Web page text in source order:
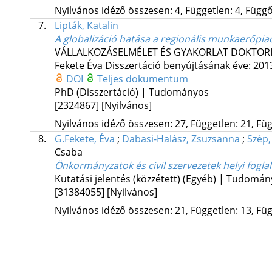
Nyilvános idéző összesen: 4, Független: 4,
7.
Lipták, Katalin
A globalizáció hatása a regionális
VÁLLALKOZÁSELMÉLET ÉS GYAKORLAT
Fekete Éva Disszertáció benyújtásának éve:
DOI
Teljes dokumentum
PhD (Disszertáció) | Tudományos
[2324867] [Nyilvános]
Nyilvános idéző összesen: 27, Független: 21,
8.
G.Fekete, Éva ; Dabasi-Halász, Zsuzsanna ;
Csaba
Önkormányzatok és civil szervezetek helyi
Kutatási jelentés (közzétett) (Egyéb) |
[31384055] [Nyilvános]
Nyilvános idéző összesen: 21, Független: 13,